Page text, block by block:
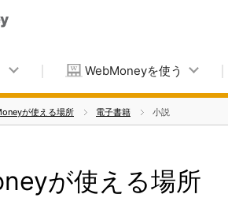
WebMoneyを使う
が使える場所 電子書籍 小説
が使える場所